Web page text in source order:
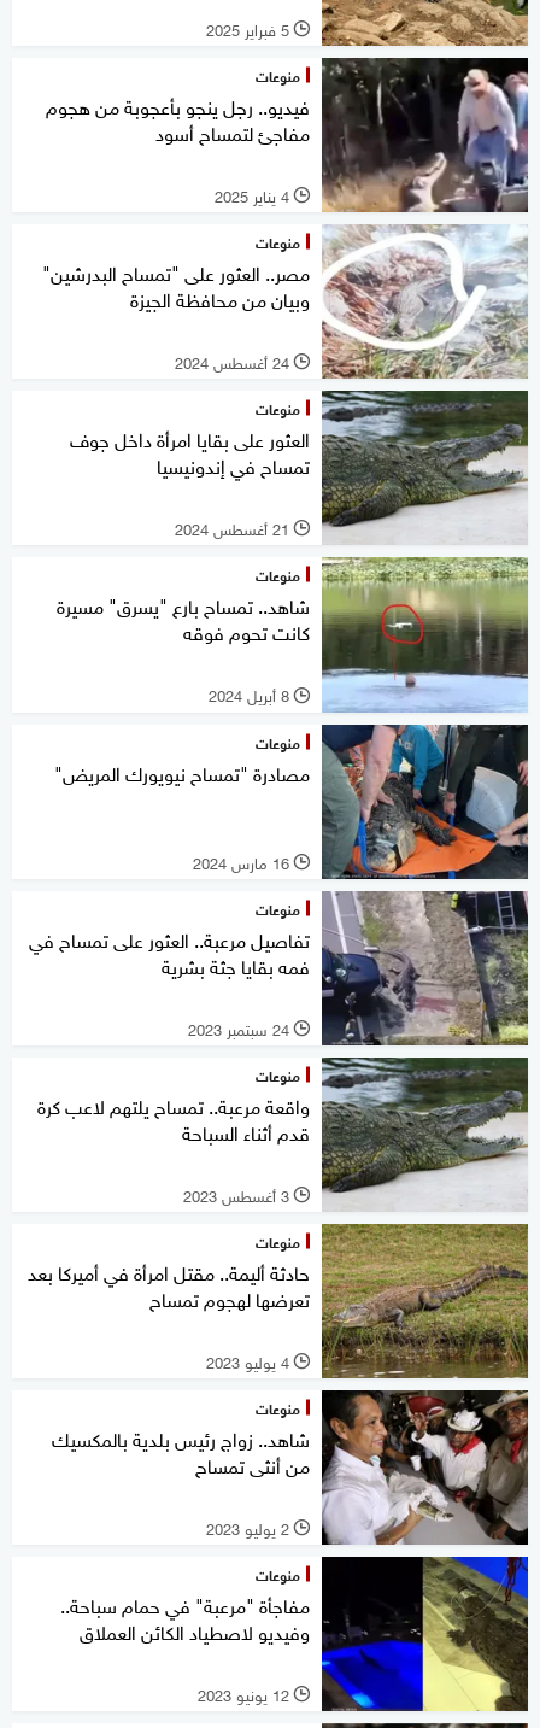
l 5 فبراير 2025
منوعات
فيديو.. رجل ينجو بأعجوبة من هجوم
مفاجئ لتمساح أسود
l 4 يناير 2025
منوعات
مصر.. العثور على "تمساح البدرشين"
وبيان من محافظة الجيزة
l 24 أغسطس 2024
منوعات
العثور على بقايا امرأة داخل جوف
تمساح في إندونيسيا
l 21 أغسطس 2024
منوعات
شاهد.. تمساح بارع "يسرق" مسيرة
كانت تحوم فوقه
l 8 أبريل 2024
منوعات
مصادرة "تمساح نيويورك المريض"
l 16 مارس 2024
منوعات
تفاصيل مرعبة.. العثور على تمساح في
فمه بقايا جثة بشرية
l 24 سبتمبر 2023
منوعات
واقعة مرعبة.. تمساح يلتهم لاعب كرة
قدم أثناء السباحة
l 3 أغسطس 2023
منوعات
حادثة أليمة.. مقتل امرأة في أميركا بعد
تعرضها لهجوم تمساح
l 4 يوليو 2023
منوعات
شاهد.. زواج رئيس بلدية بالمكسيك
من أنثى تمساح
l 2 يوليو 2023
منوعات
مفاجأة "مرعبة" في حمام سباحة..
وفيديو لاصطياد الكائن العملاق
l 12 يونيو 2023